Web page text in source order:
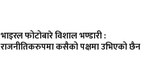
भाइरल फोटोबारे विशाल भण्डारी :
राजनीतिकरुपमा कसैको पक्षमा उभिएको छैन